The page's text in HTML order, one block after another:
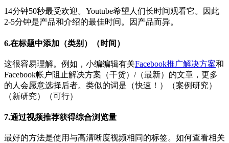
14分钟50秒最受欢迎。Youtube希望人们长时间观看它。因此
2-5分钟是产品和介绍的最佳时间。因产品而异。
6.在标题中添加（类别）（时间）
这很容易理解。例如，小编编辑有关Facebook推广解决方案和
Facebook帐户阻止解决方案（干货）/（最新）的文章，更多
的人会愿意选择后者。类似的词是（快速！）（案例研究）
（新研究）（可行）
7.通过视频推荐获得综合浏览量
最好的方法是使用与高清晰度视频相同的标签。如何查看相关